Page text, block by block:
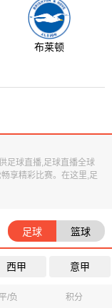
布莱顿
足球直播,足球直播全球
享精彩比赛。在这里,足
足球 篮球
西甲 意甲
/负 积分